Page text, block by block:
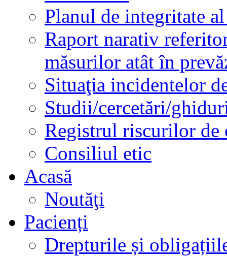
Planul de integritate
Raport narativ
măsurilor atât în
Situaţia incidentelor
Studii/cercetări/
Registrul riscurilor de
Consiliul etic
Acasă
Noutăţi
Pacienți
Drepturile și